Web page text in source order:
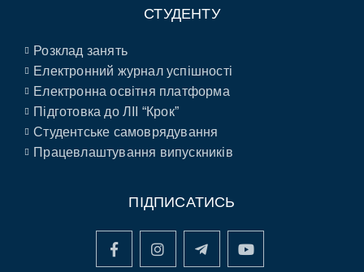
СТУДЕНТУ
Розклад занять
Електронний журнал успішності
Електронна освітня платформа
Підготовка до ЛІІ “Крок”
Студентське самоврядування
Працевлаштування випускників
ПІДПИСАТИСЬ